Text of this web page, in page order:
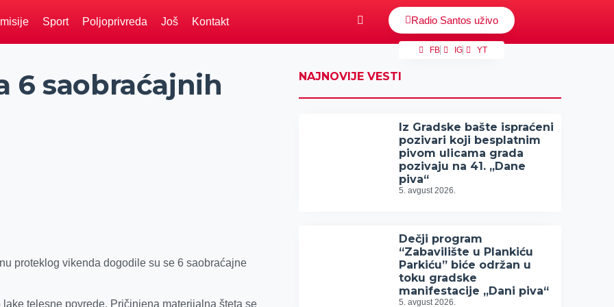
Sport Poljoprivreda Još Kontakt Radio Santos uživo
FB IG YT
6 saobraćajnih
proteklog vikenda dogodile su se 6 saobraćajne
telesne povrede. Pričinjena materijalna šteta se
NAJNOVIJE VESTI
Iz Gradske bašte ispraćeni
pozivari koji besplatnim
pivom ulicama grada
pozivaju na 41. „Dane
piva“
5. avgust 2026.
Dečji program
“Zabavilište u Plankiću
Parkiću” biće održan u
toku gradske
manifestacije „Dani piva“
5. avgust 2026.